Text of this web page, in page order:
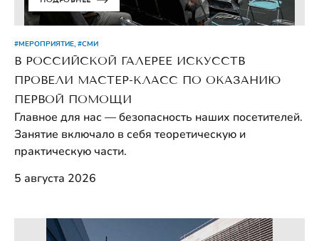
#МЕРОПРИЯТИЕ, #СМИ
В РОССИЙСКОЙ ГАЛЕРЕЕ ИСКУССТВ
ПРОВЕЛИ МАСТЕР-КЛАСС ПО ОКАЗАНИЮ
ПЕРВОЙ ПОМОЩИ
Главное для нас — безопасность наших посетителей.
Занятие включало в себя теоретическую и
практическую части.
5 августа 2026